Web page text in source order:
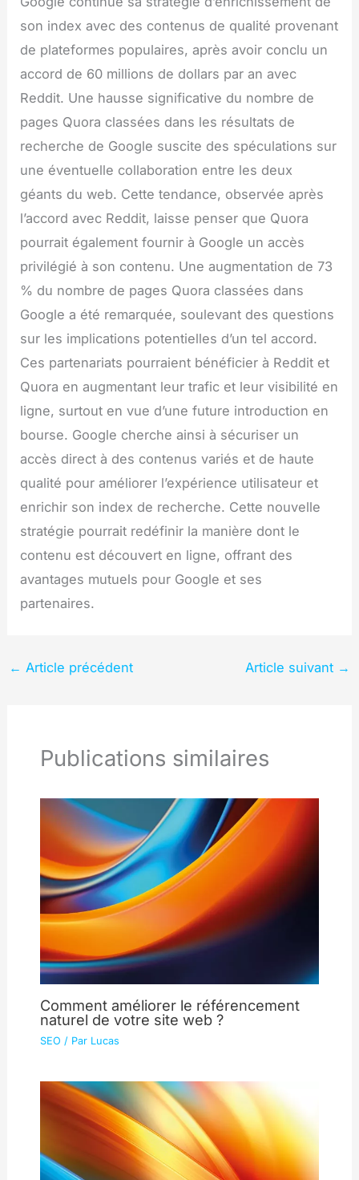
son index avec des contenus de qualité provenant
de plateformes populaires, après avoir conclu un
accord de 60 millions de dollars par an avec
Reddit. Une hausse significative du nombre de
pages Quora classées dans les résultats de
recherche de Google suscite des spéculations sur
une éventuelle collaboration entre les deux
géants du web. Cette tendance, observée après
l’accord avec Reddit, laisse penser que Quora
pourrait également fournir à Google un accès
privilégié à son contenu. Une augmentation de 73
% du nombre de pages Quora classées dans
Google a été remarquée, soulevant des questions
sur les implications potentielles d’un tel accord.
Ces partenariats pourraient bénéficier à Reddit et
Quora en augmentant leur trafic et leur visibilité en
ligne, surtout en vue d’une future introduction en
bourse. Google cherche ainsi à sécuriser un
accès direct à des contenus variés et de haute
qualité pour améliorer l’expérience utilisateur et
enrichir son index de recherche. Cette nouvelle
stratégie pourrait redéfinir la manière dont le
contenu est découvert en ligne, offrant des
avantages mutuels pour Google et ses
partenaires.
← Article précédent Article suivant →
Publications similaires
Comment améliorer le référencement
naturel de votre site web ?
SEO / Par Lucas